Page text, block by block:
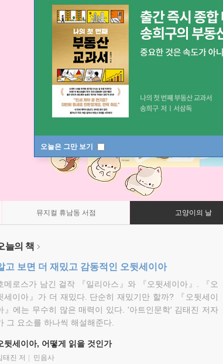
오늘은 그만 보기
뮤지컬 휴남동 서점 고양이의 날
늘의 책
고 보면 더 재밌고 감동적인 오뒷세이아
메로스가 남긴 걸작 『일리아스』와 『오뒷세이아』. 『오
세이아』가 더 재밌다. 단순히 재밌기만 할까? 『오뒷세이
』에는 무수히 많은 매력이 있다. '아트인문학' 김태진 저자
그 요소를 하나씩 해설해준다.
뒷세이아, 어떻게 읽을 것인가
태진 저 민음사